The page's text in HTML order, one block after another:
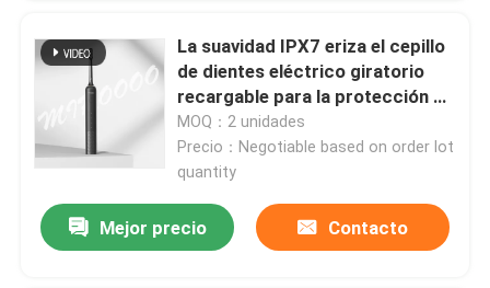
La suavidad IPX7 eriza el cepillo
de dientes eléctrico giratorio
recargable para la protección de
la goma
MOQ：2 unidades
Precio：Negotiable based on order lot
quantity
Mejor precio Contacto